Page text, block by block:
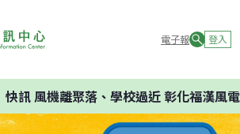
電子報 登入
快訊風機離聚落、學校過近 彰化福漢風電